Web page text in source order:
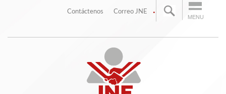
Contáctenos Correo JNE . MENU